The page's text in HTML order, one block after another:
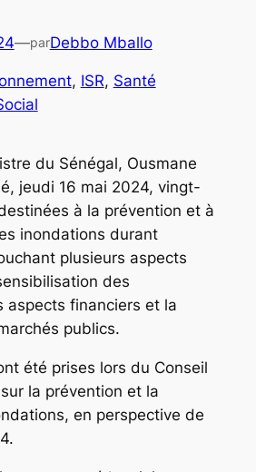
—parDebbo Mballo
, ISR, Santé
du Sénégal, Ousmane
jeudi 16 mai 2024, vingt-
à la prévention et à
inondations durant
plusieurs aspects
des
aspects financiers et la
publics.
été prises lors du Conseil
la prévention et la
en perspective de